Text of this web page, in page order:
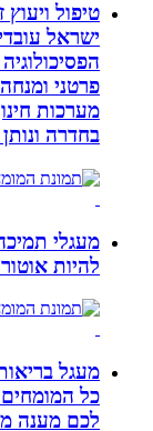
טיפול ויעוץ זוגי
ישראל עובדיה,
הפסיכולוגיה
פרטני ומנחה
בחדרה ונותן
מעגלי תמיכה
להיות
מעגל בריאות
כל המומחים
לכם מענה